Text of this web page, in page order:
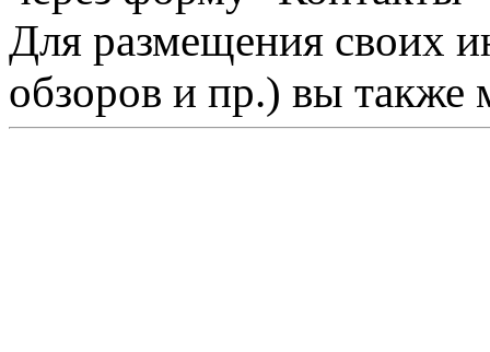
Для размещения своих
обзоров и пр.) вы также